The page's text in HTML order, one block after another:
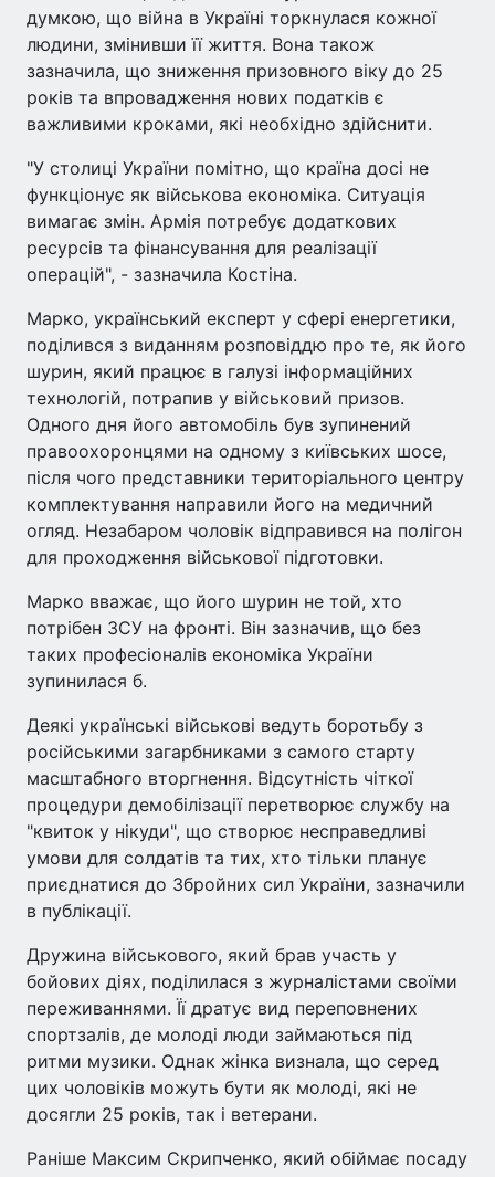
думкою, що війна в Україні торкнулася кожної
людини, змінивши її життя. Вона також
зазначила, що зниження призовного віку до 25
років та впровадження нових податків є
важливими кроками, які необхідно здійснити.
"У столиці України помітно, що країна досі не
функціонує як військова економіка. Ситуація
вимагає змін. Армія потребує додаткових
ресурсів та фінансування для реалізації
операцій", - зазначила Костіна.
Марко, український експерт у сфері енергетики,
поділився з виданням розповіддю про те, як його
шурин, який працює в галузі інформаційних
технологій, потрапив у військовий призов.
Одного дня його автомобіль був зупинений
правоохоронцями на одному з київських шосе,
після чого представники територіального центру
комплектування направили його на медичний
огляд. Незабаром чоловік відправився на полігон
для проходження військової підготовки.
Марко вважає, що його шурин не той, хто
потрібен ЗСУ на фронті. Він зазначив, що без
таких професіоналів економіка України
зупинилася б.
Деякі українські військові ведуть боротьбу з
російськими загарбниками з самого старту
масштабного вторгнення. Відсутність чіткої
процедури демобілізації перетворює службу на
"квиток у нікуди", що створює несправедливі
умови для солдатів та тих, хто тільки планує
приєднатися до Збройних сил України, зазначили
в публікації.
Дружина військового, який брав участь у
бойових діях, поділилася з журналістами своїми
переживаннями. Її дратує вид переповнених
спортзалів, де молоді люди займаються під
ритми музики. Однак жінка визнала, що серед
цих чоловіків можуть бути як молоді, які не
досягли 25 років, так і ветерани.
Раніше Максим Скрипченко, який обіймає посаду